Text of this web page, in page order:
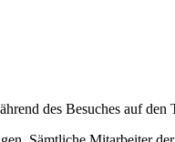
des Besuches auf